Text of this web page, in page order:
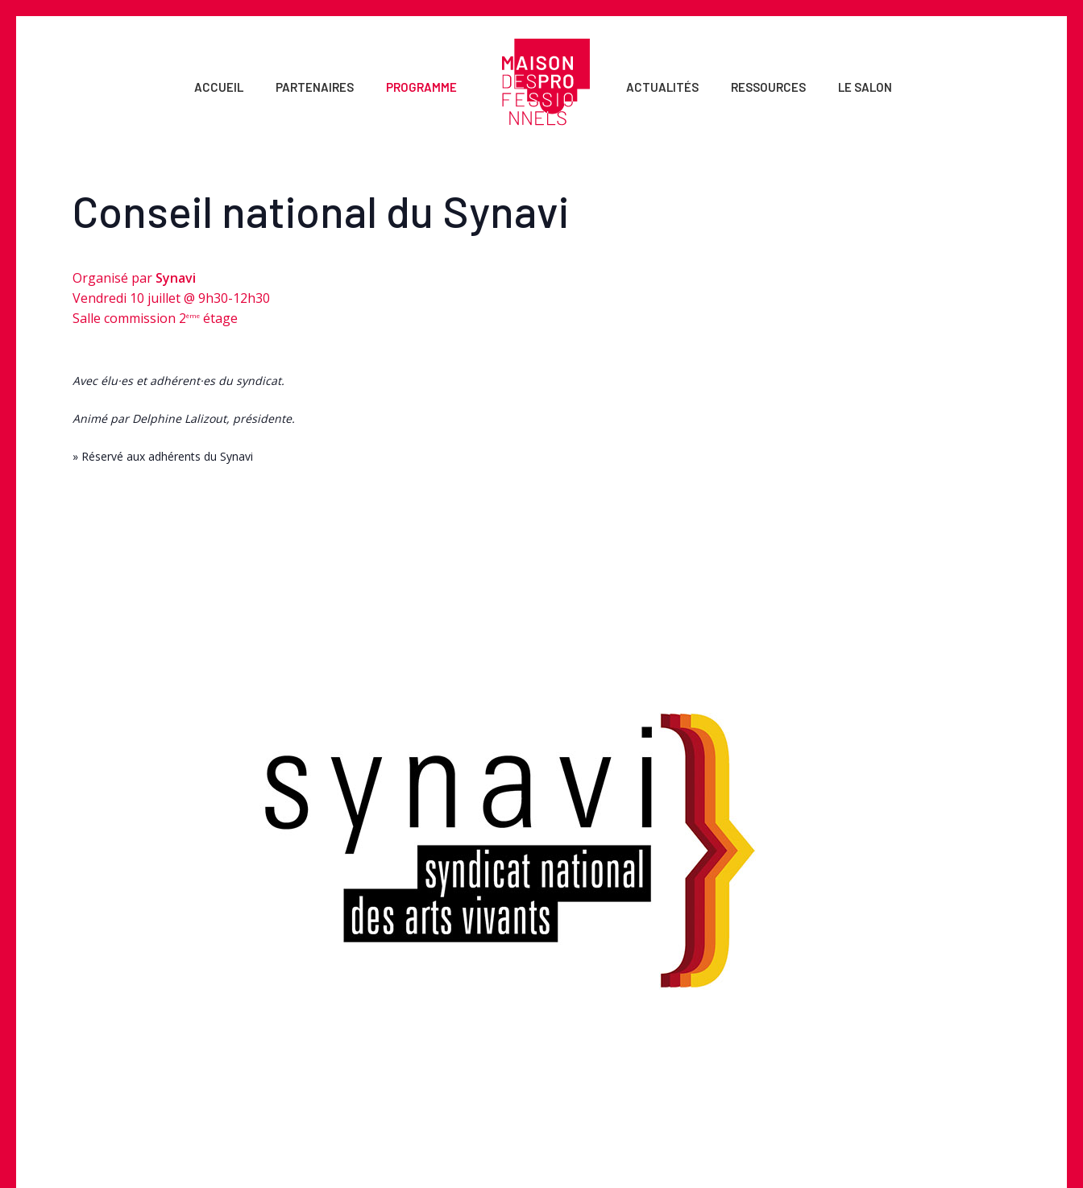
ACCUEIL PARTENAIRES PROGRAMME ACTUALITÉS RESSOURCES LE SALON
Conseil national du Synavi
Organisé par Synavi
Vendredi 10 juillet @ 9h30-12h30
Salle commission 2ème étage
Avec élu·es et adhérent·es du syndicat.
Animé par Delphine Lalizout, présidente.
» Réservé aux adhérents du Synavi